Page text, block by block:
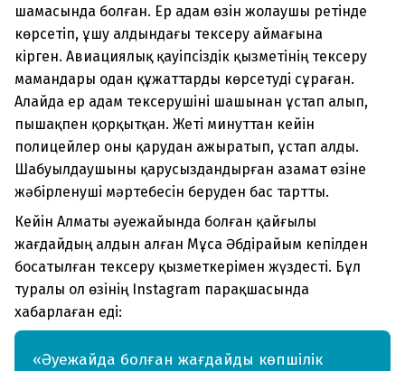
шамасында болған. Ер адам өзін жолаушы ретінде
көрсетіп, ұшу алдындағы тексеру аймағына
кірген. Авиациялық қауіпсіздік қызметінің тексеру
мамандары одан құжаттарды көрсетуді сұраған.
Алайда ер адам тексерушіні шашынан ұстап алып,
пышақпен қорқытқан. Жеті минуттан кейін
полицейлер оны қарудан ажыратып, ұстап алды.
Шабуылдаушыны қарусыздандырған азамат өзіне
жәбірленуші мәртебесін беруден бас тартты.
Кейін Алматы әуежайында болған қайғылы
жағдайдың алдын алған Мұса Әбдірайым кепілден
босатылған тексеру қызметкерімен жүздесті. Бұл
туралы ол өзінің Instagram парақшасында
хабарлаған еді:
«Әуежайда болған жағдайды көпшілік